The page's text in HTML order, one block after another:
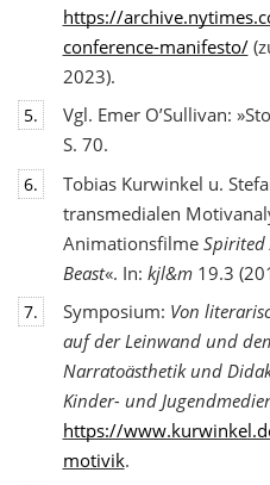
https://
conference-manifesto/
2023).
5.
Vgl. Emer O’Sullivan:
S. 70.
6.
Tobias Kurwinkel u.
transmedialen
Animationsfilme Spirited
Beast«. In: kjl&m19.3
7. Symposium: Von
auf der Leinwand und
Narratoästhetik und
Kinder- und
https://
motivik.